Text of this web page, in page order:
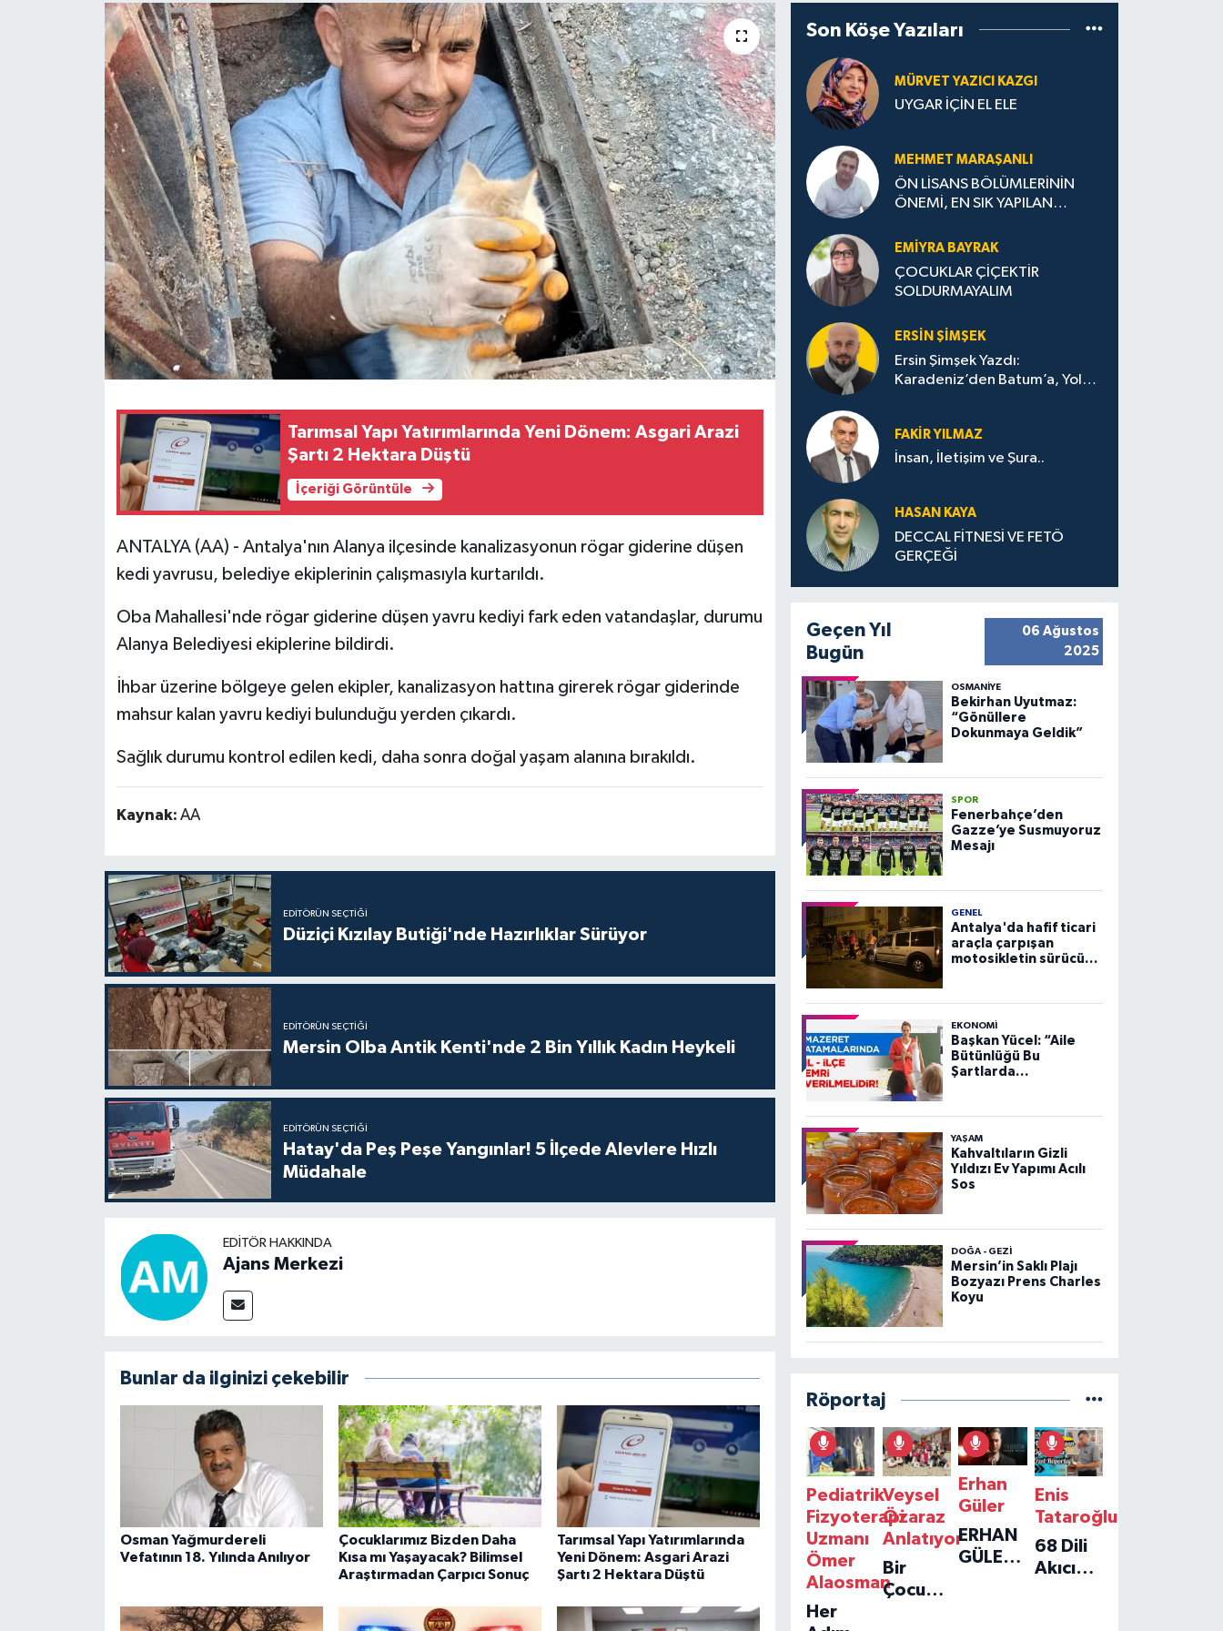
Tarımsal Yapı Yatırımlarında Yeni Dönem: Asgari Arazi
Şartı 2 Hektara Düştü
İçeriği Görüntüle
ANTALYA (AA) - Antalya'nın Alanya ilçesinde kanalizasyonun rögar giderine düşen
kedi yavrusu, belediye ekiplerinin çalışmasıyla kurtarıldı.
Oba Mahallesi'nde rögar giderine düşen yavru kediyi fark eden vatandaşlar, durumu
Alanya Belediyesi ekiplerine bildirdi.
İhbar üzerine bölgeye gelen ekipler, kanalizasyon hattına girerek rögar giderinde
mahsur kalan yavru kediyi bulunduğu yerden çıkardı.
Sağlık durumu kontrol edilen kedi, daha sonra doğal yaşam alanına bırakıldı.
Kaynak: AA
EDITÖRÜN SEÇTIĞI
Düziçi Kızılay Butiği'nde Hazırlıklar Sürüyor
EDITÖRÜN SEÇTIĞI
Mersin Olba Antik Kenti'nde 2 Bin Yıllık Kadın Heykeli
EDITÖRÜN SEÇTIĞI
Hatay'da Peş Peşe Yangınlar! 5 İlçede Alevlere Hızlı
Müdahale
EDITÖR HAKKINDA
Ajans Merkezi
Bunlar da ilginizi çekebilir
Osman Yağmurdereli
Vefatının 18. Yılında Anılıyor
Çocuklarımız Bizden Daha
Kısa mı Yaşayacak? Bilimsel
Araştırmadan Çarpıcı Sonuç
Tarımsal Yapı Yatırımlarında
Yeni Dönem: Asgari Arazi
Şartı 2 Hektara Düştü
Son Köşe Yazıları
MÜRVET YAZICI KAZGI
UYGAR İÇİN EL ELE
MEHMET MARAŞANLI
ÖN LİSANS BÖLÜMLERİNİN
ÖNEMİ, EN SIK YAPILAN
STRATEJİLERİ
EMIYRA BAYRAK
ÇOCUKLAR ÇİÇEKTİR
SOLDURMAYALIM
ERSIN ŞIMŞEK
Ersin Şimşek Yazdı:
Karadeniz’den Batum’a, Yolun
FAKIR YILMAZ
İnsan, İletişim ve Şura..
HASAN KAYA
DECCAL FİTNESİ VE FETÖ
GERÇEĞİ
Geçen Yıl
Bugün
06 Ağustos
2025
OSMANIYE
Bekirhan Uyutmaz:
“Gönüllere
Dokunmaya Geldik”
SPOR
Fenerbahçe’den
Gazze’ye Susmuyoruz
Mesajı
GENEL
Antalya'da hafif ticari
araçla çarpışan
motosikletin sürücüsü
EKONOMI
Başkan Yücel: “Aile
Bütünlüğü Bu
Şartlarda
YAŞAM
Kahvaltıların Gizli
Yıldızı Ev Yapımı Acılı
Sos
DOĞA - GEZI
Mersin’in Saklı Plajı
Bozyazı Prens Charles
Koyu
Röportaj
Pediatrik
Fizyoterapi
Uzmanı
Ömer
Alaosman
Her
Veysel
Özaraz
Anlatıyor
Bir
Çocuğun
Erhan
Güler
ERHAN
GÜLER'IN
Enis
Tataroğlu
68 Dili
Akıcı